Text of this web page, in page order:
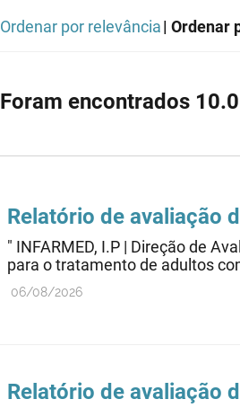
Ordenar por relevância| Ordenar
Foram encontrados
Relatório de avaliação
" INFARMED, I.P | Direção de
para o tratamento de adultos
06/08/2026
Relatório de avaliação